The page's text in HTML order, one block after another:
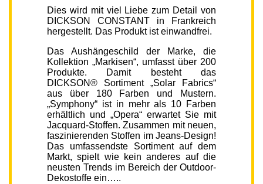
Dies wird mit viel Liebe zum Detail von
DICKSON CONSTANT in Frankreich
hergestellt. Das Produkt ist einwandfrei.
Das Aushängeschild der Marke, die
Kollektion „Markisen“, umfasst über 200
Produkte. Damit besteht das
DICKSON® Sortiment „Solar Fabrics“
aus über 180 Farben und Mustern.
„Symphony“ ist in mehr als 10 Farben
erhältlich und „Opera“ erwartet Sie mit
Jacquard-Stoffen. Zusammen mit neuen,
faszinierenden Stoffen im Jeans-Design!
Das umfassendste Sortiment auf dem
Markt, spielt wie kein anderes auf die
neusten Trends im Bereich der Outdoor-
Dekostoffe ein…..